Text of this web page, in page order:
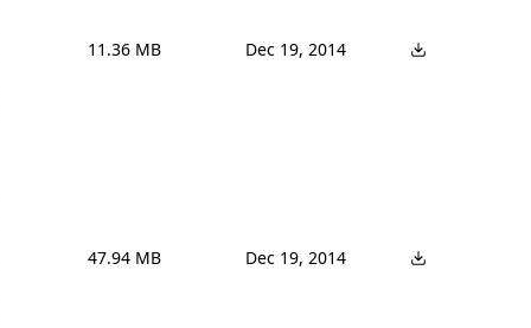
11.36 MB Dec 19, 2014
47.94 MB Dec 19, 2014